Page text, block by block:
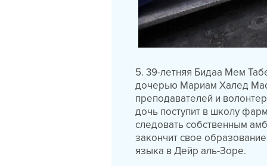
5. 39-летняя Бидаа Мем
дочерью Мариам Халед
преподавателей и
дочь поступит в школу
следовать собственным
закончит свое
языка в Дейр аль-Зоре.